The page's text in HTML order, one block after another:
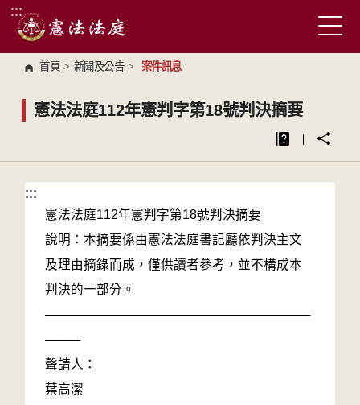
跳到主要內容區塊
:::
首頁 > 新聞及公告 > 案件訊息
憲法法庭112年憲判字第18號判決摘要
:::
:::
憲法法庭112年憲判字第18號判決摘要
說明：本摘要係由憲法法庭書記廳依判決主文
及理由摘錄而成，僅供讀者參考，並不構成本
判決的一部分。
──────────────────────────────
────
聲請人：
葉高潔